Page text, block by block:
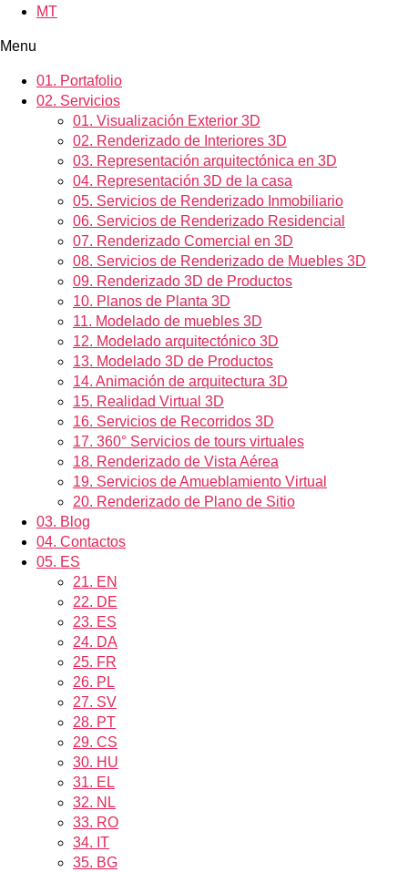
MT
Menu
01. Portafolio
02. Servicios
01. Visualización Exterior 3D
02. Renderizado de Interiores 3D
03. Representación arquitectónica en 3D
04. Representación 3D de la casa
05. Servicios de Renderizado Inmobiliario
06. Servicios de Renderizado Residencial
07. Renderizado Comercial en 3D
08. Servicios de Renderizado de Muebles 3D
09. Renderizado 3D de Productos
10. Planos de Planta 3D
11. Modelado de muebles 3D
12. Modelado arquitectónico 3D
13. Modelado 3D de Productos
14. Animación de arquitectura 3D
15. Realidad Virtual 3D
16. Servicios de Recorridos 3D
17. 360° Servicios de tours virtuales
18. Renderizado de Vista Aérea
19. Servicios de Amueblamiento Virtual
20. Renderizado de Plano de Sitio
03. Blog
04. Contactos
05. ES
21. EN
22. DE
23. ES
24. DA
25. FR
26. PL
27. SV
28. PT
29. CS
30. HU
31. EL
32. NL
33. RO
34. IT
35. BG